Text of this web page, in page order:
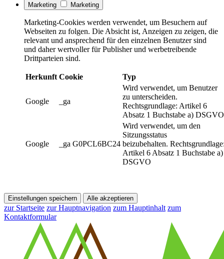
Marketing Marketing
Marketing-Cookies werden verwendet, um Besuchern auf
Webseiten zu folgen. Die Absicht ist, Anzeigen zu zeigen, die
relevant und ansprechend für den einzelnen Benutzer sind
und daher wertvoller für Publisher und werbetreibende
Drittparteien sind.
Herkunft Cookie Typ
Google _ga
Wird verwendet, um Benutzer
zu unterscheiden.
Rechtsgrundlage: Artikel 6
Absatz 1 Buchstabe a) DSGVO
Google _ga G0PCL6BC24
Wird verwendet, um den
Sitzungsstatus
beizubehalten.
Artikel 6 Absatz 1 Buchstabe a)
DSGVO
Einstellungen speichern Alle akzeptieren
zur Startseite zur Hauptnavigation zum Hauptinhalt zum
Kontaktformular